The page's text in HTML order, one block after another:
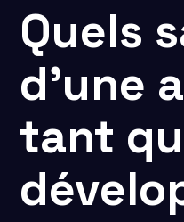
Quels
d'une
tant